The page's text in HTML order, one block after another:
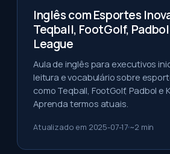
Inglês com Esportes
Teqball, FootGolf,
League
Aula de inglês para executivos
leitura e vocabulário sobre
como Teqball, FootGolf, Padbol e
Aprenda termos atuais.
Atualizado em 2025-07-17 ~2 min